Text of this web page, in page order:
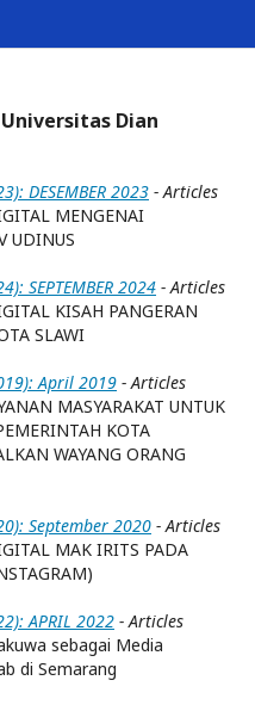
Dian
DESEMBER 2023 - Articles
MENGENAI
UDINUS
SEPTEMBER 2024 - Articles
KISAH PANGERAN
SLAWI
April 2019 - Articles
MASYARAKAT UNTUK
KOTA
WAYANG ORANG
September 2020 - Articles
MAK IRITS PADA
APRIL 2022 - Articles
sebagai Media
di Semarang